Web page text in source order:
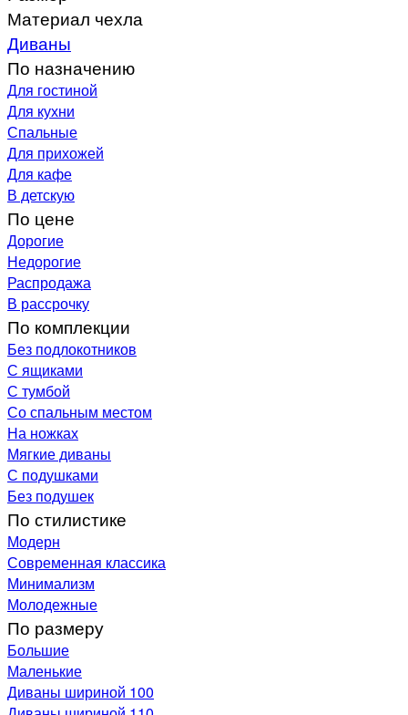
Материал чехла
Диваны
По назначению
Для гостиной
Для кухни
Спальные
Для прихожей
Для кафе
В детскую
По цене
Дорогие
Недорогие
Распродажа
В рассрочку
По комплекции
Без подлокотников
С ящиками
С тумбой
Со спальным местом
На ножках
Мягкие диваны
С подушками
Без подушек
По стилистике
Модерн
Современная классика
Минимализм
Молодежные
По размеру
Большие
Маленькие
Диваны шириной 100